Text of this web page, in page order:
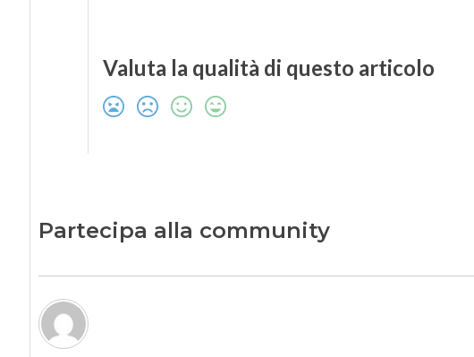
Valuta la qualità di questo articolo
Partecipa alla community